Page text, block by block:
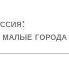
малые